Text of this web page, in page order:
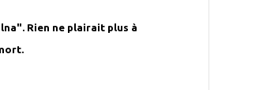
Rien ne plairait plus à